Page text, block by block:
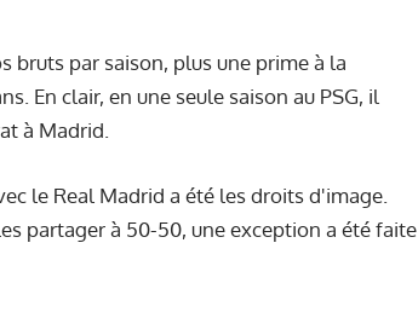
bruts par saison, plus une prime à la
En clair, en une seule saison au PSG, il
à Madrid.
le Real Madrid a été les droits d'image.
partager à 50-50, une exception a été faite